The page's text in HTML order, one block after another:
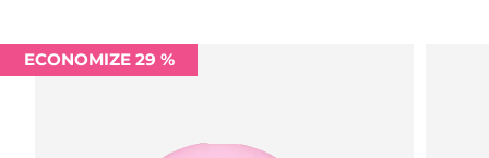
ECONOMIZE 29 %
Romênia